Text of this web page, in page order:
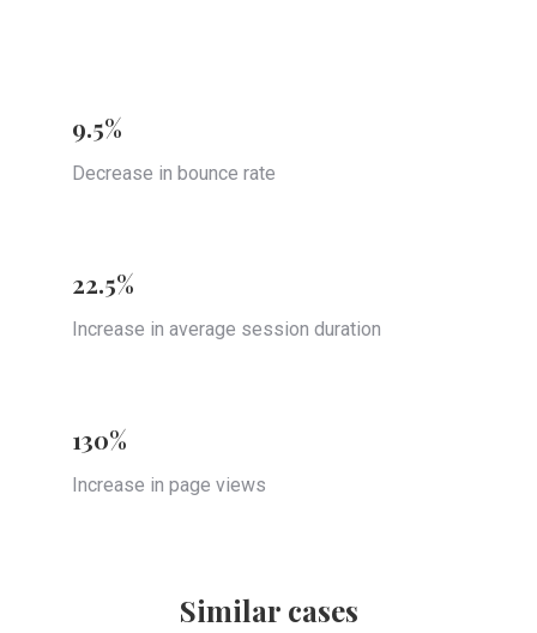
9.5%
Decrease in bounce rate
22.5%
Increase in average session duration
130%
Increase in page views
Similar cases